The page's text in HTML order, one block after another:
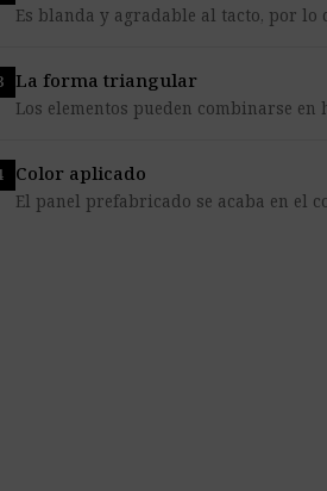
Es blanda y agradable al tacto, por lo
La forma triangular
Los elementos pueden combinarse en
Color aplicado
El panel prefabricado se acaba en el